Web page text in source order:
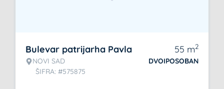
Bulevar patrijarha Pavla
NOVI SAD
ŠIFRA: #575875
55 m2
DVOIPOSOBAN